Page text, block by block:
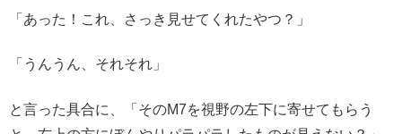
「あった！これ、さっき見せてくれたやつ？」
「うんうん、それそれ」
と言った具合に、「そのM7を視野の左下に寄せてもらう